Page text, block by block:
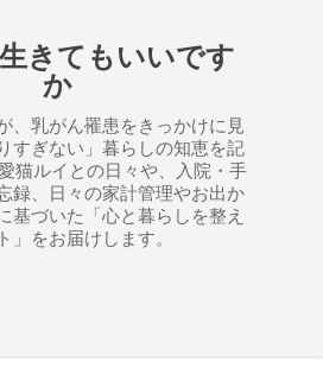
きてもいいです
か
、乳がん罹患をきっかけに見
すぎない」暮らしの知恵を記
猫ルイとの日々や、入院・手
録、日々の家計管理やお出か
基づいた「心と暮らしを整え
」をお届けします。